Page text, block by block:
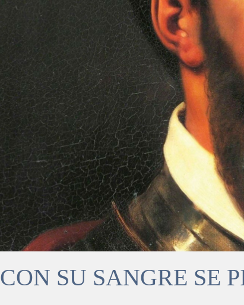
CON SU SANGRE SE